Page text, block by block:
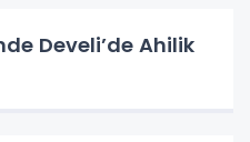
Develi’de Ahilik